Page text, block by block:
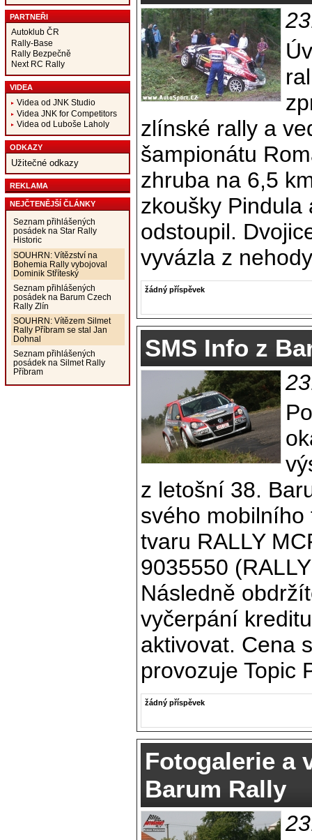
PARTNEŘI
Autoklub ČR
Rally-Base
Rally Bezpečně
Next RC Rally
VIDEA
Videa od JNK Studio
Videa JNK for Competitors
Videa od Luboše Laholy
ODKAZY
Užitečné odkazy
REKLAMA
NEJČTENĚJŠÍ ČLÁNKY
Seznam přihlášených
posádek na Star Rally
Historic
SOUHRN: Vítězství na
Bohemia Rally vybojoval
Dominik Stříteský
Seznam přihlášených
posádek na Barum Czech
Rally Zlín
SOUHRN: Vítězem Silmet
Rally Příbram se stal Jan
Dohnal
Seznam přihlášených
posádek na Silmet Rally
Příbram
zlínské rally a
šampionátu
zhruba na 6,5
zkoušky Pindula
odstoupil.
vyvázla z
žádný příspěvek
SMS Info z
z letošní 38.
svého
tvaru RALLY
9035550
Následně
vyčerpání
aktivovat. Cena
provozuje Topic
žádný příspěvek
Fotogalerie a
Barum Rally